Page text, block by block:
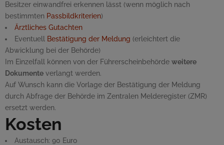
Besitzer einwandfrei erkennen lässt (wenn möglich nach
bestimmten Passbildkriterien)
Ärztliches Gutachten
Eventuell
Bestätigung der Meldung (erleichtert die
Abwicklung bei der Behörde)
Im Einzelfall können von der Führerscheinbehörde weitere
Dokumente verlangt werden.
Auf Wunsch kann die Vorlage der Bestätigung der Meldung
durch Abfrage der Behörde im Zentralen Melderegister (ZMR)
ersetzt werden.
Kosten
Austausch: 90 Euro